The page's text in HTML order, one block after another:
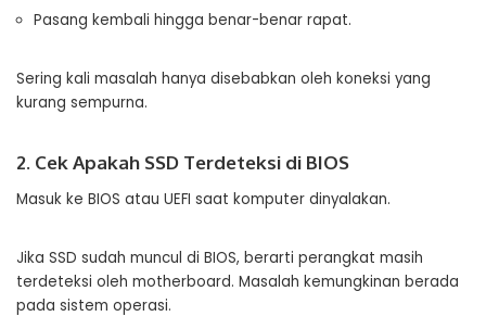
Pasang kembali hingga benar-benar rapat.
Sering kali masalah hanya disebabkan oleh koneksi yang
kurang sempurna.
2. Cek Apakah SSD Terdeteksi di BIOS
Masuk ke BIOS atau UEFI saat komputer dinyalakan.
Jika SSD sudah muncul di BIOS, berarti perangkat masih
terdeteksi oleh motherboard. Masalah kemungkinan berada
pada sistem operasi.